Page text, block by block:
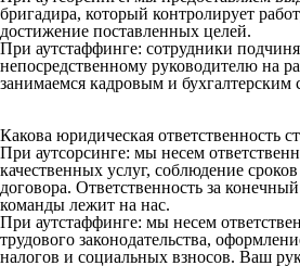
бригадира, который контролирует
достижение поставленных целей.
При аутстаффинге: сотрудники
непосредственному руководителю на
занимаемся кадровым и бухгалтерским
Какова юридическая ответственность
При аутсорсинге: мы несем
качественных услуг, соблюдение
договора. Ответственность за
команды лежит на нас.
При аутстаффинге: мы несем
трудового законодательства,
налогов и социальных взносов. Ваш